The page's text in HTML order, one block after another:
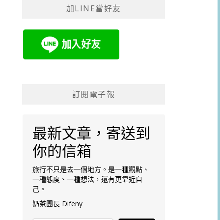
加LINE當好友
訂閱電子報
最新文章，寄送到
你的信箱
旅行不只是去一個地方。是一種觀點、
一種態度、一種想法，還有更靠近自
己。
奶茶團長 Difeny